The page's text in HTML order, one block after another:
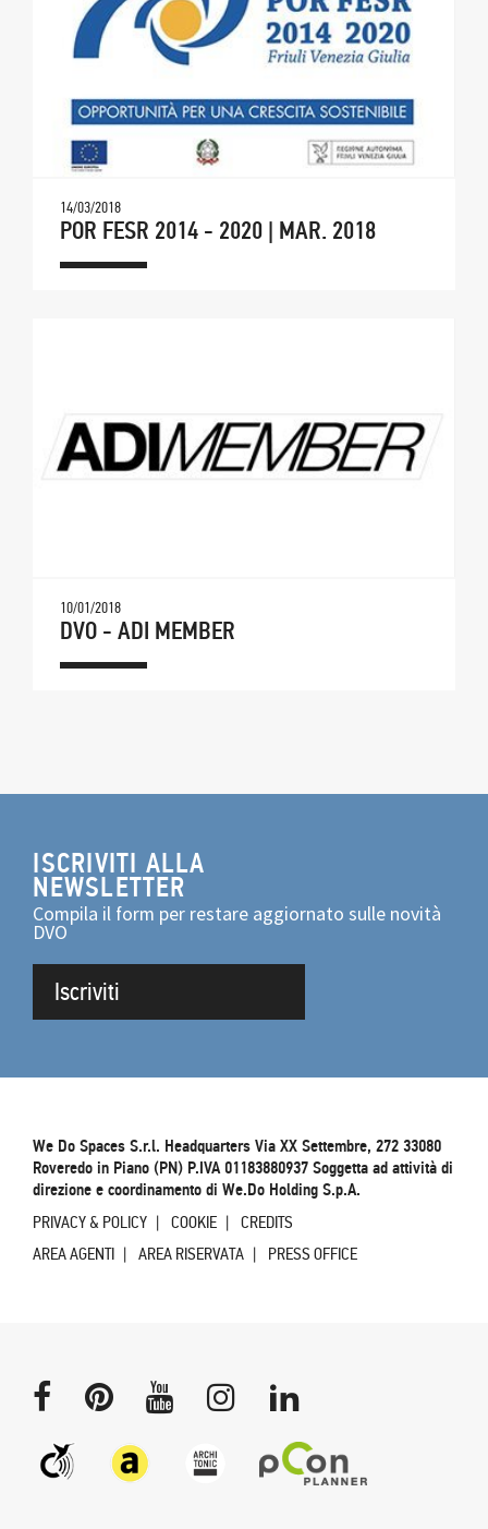
14/03/2018
POR FESR 2014 - 2020 | MAR. 2018
10/01/2018
DVO - ADI MEMBER
ISCRIVITI ALLA
NEWSLETTER
Compila il form per restare aggiornato sulle novità
DVO
Iscriviti
We Do Spaces S.r.l. Headquarters Via XX Settembre, 272 33080
Roveredo in Piano (PN) P.IVA 01183880937 Soggetta ad attività di
direzione e coordinamento di We.Do Holding S.p.A.
PRIVACY & POLICY COOKIE
CREDITS
AREA AGENTI
AREA RISERVATA PRESS OFFICE